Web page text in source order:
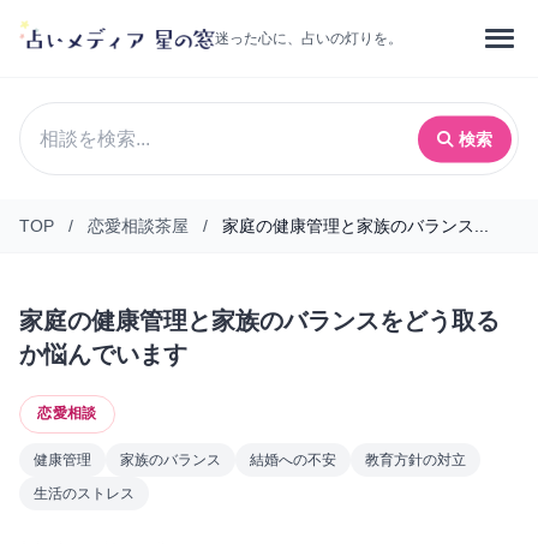
迷った心に、占いの灯りを。
検索
TOP / 恋愛相談茶屋 / 家庭の健康管理と家族のバランス...
家庭の健康管理と家族のバランスをどう取る
か悩んでいます
恋愛相談
健康管理 家族のバランス 結婚への不安
教育方針の対立
生活のストレス